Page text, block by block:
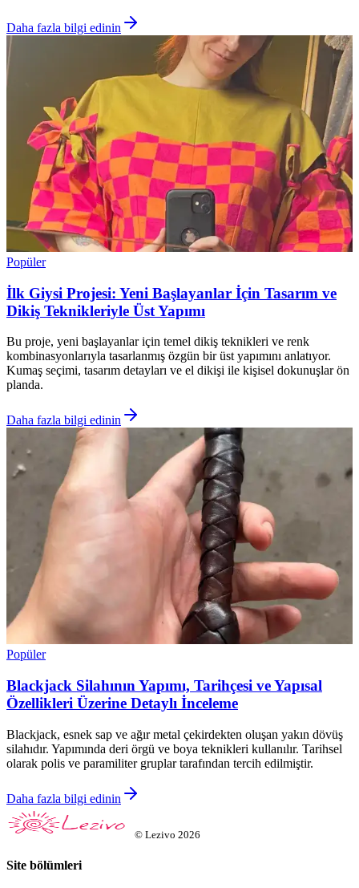
Daha fazla bilgi edinin
Popüler
İlk Giysi Projesi: Yeni Başlayanlar İçin Tasarım ve
Dikiş Teknikleriyle Üst Yapımı
Bu proje, yeni başlayanlar için temel dikiş teknikleri ve renk
kombinasyonlarıyla tasarlanmış özgün bir üst yapımını anlatıyor.
Kumaş seçimi, tasarım detayları ve el dikişi ile kişisel dokunuşlar ön
planda.
Daha fazla bilgi edinin
Popüler
Blackjack Silahının Yapımı, Tarihçesi ve Yapısal
Özellikleri Üzerine Detaylı İnceleme
Blackjack, esnek sap ve ağır metal çekirdekten oluşan yakın dövüş
silahıdır. Yapımında deri örgü ve boya teknikleri kullanılır. Tarihsel
olarak polis ve paramiliter gruplar tarafından tercih edilmiştir.
Daha fazla bilgi edinin
© Lezivo 2026
Site bölümleri